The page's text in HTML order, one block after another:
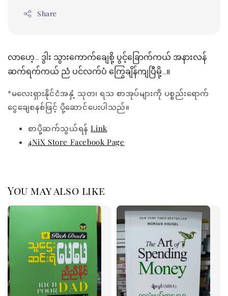
Share
လာဟေ့... ဒွါး သွားကောက်ချေစို့ ပွင့်ခြောက်ကယ် အနားလန်
ဆက်ရက်ကယ် ညံ ပင်လက်ပံ ကြွေချိန်ကျပြီမို့...။
*မလေးရှားနိုင်ငံအနှံ့ သုတ၊ ရသ စာအုပ်များကို ပစ္စည်းရောက်
ငွေချေစနစ်ဖြင့် ပို့ဆောင်ပေးပါသည်။
စာပို့ဆက်သွယ်ရန်Link
4NiX Store Facebook Page
You may also like